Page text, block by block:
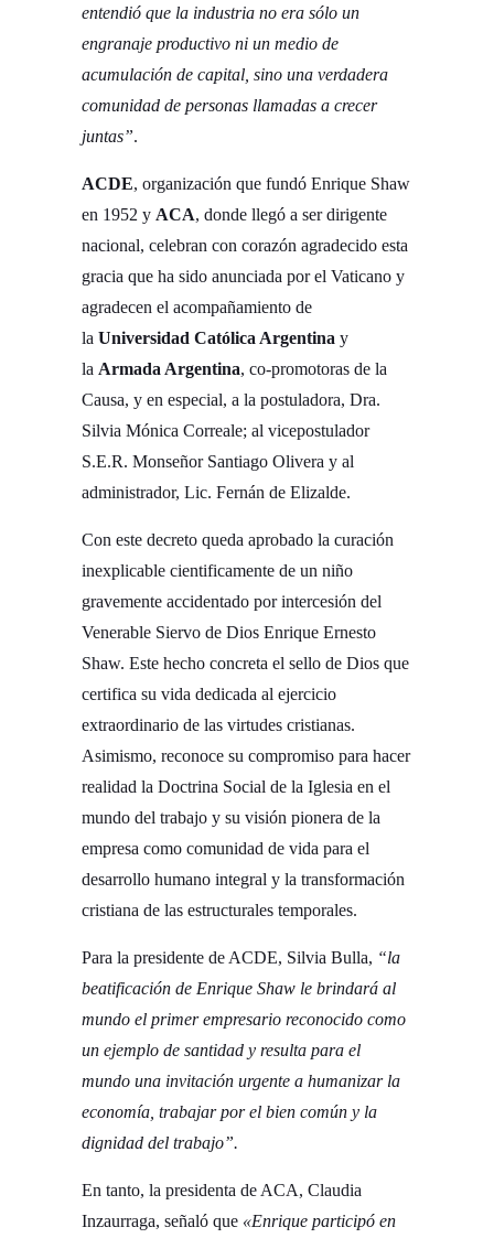
entendió que la industria no era sólo un
engranaje productivo ni un medio de
acumulación de capital, sino una verdadera
comunidad de personas llamadas a crecer
juntas”.
ACDE, organización que fundó Enrique Shaw
en 1952 y ACA, donde llegó a ser dirigente
nacional, celebran con corazón agradecido esta
gracia que ha sido anunciada por el Vaticano y
agradecen el acompañamiento de
la Universidad Católica Argentina y
la Armada Argentina, co-promotoras de la
Causa, y en especial, a la postuladora, Dra.
Silvia Mónica Correale; al vicepostulador
S.E.R. Monseñor Santiago Olivera y al
administrador, Lic. Fernán de Elizalde.
Con este decreto queda aprobado la curación
inexplicable cientificamente de un niño
gravemente accidentado por intercesión del
Venerable Siervo de Dios Enrique Ernesto
Shaw. Este hecho concreta el sello de Dios que
certifica su vida dedicada al ejercicio
extraordinario de las virtudes cristianas.
Asimismo, reconoce su compromiso para hacer
realidad la Doctrina Social de la Iglesia en el
mundo del trabajo y su visión pionera de la
empresa como comunidad de vida para el
desarrollo humano integral y la transformación
cristiana de las estructurales temporales.
Para la presidente de ACDE, Silvia Bulla, “la
beatificación de Enrique Shaw le brindará al
mundo el primer empresario reconocido como
un ejemplo de santidad y resulta para el
mundo una invitación urgente a humanizar la
economía, trabajar por el bien común y la
dignidad del trabajo”.
En tanto, la presidenta de ACA, Claudia
Inzaurraga, señaló que «Enrique participó en